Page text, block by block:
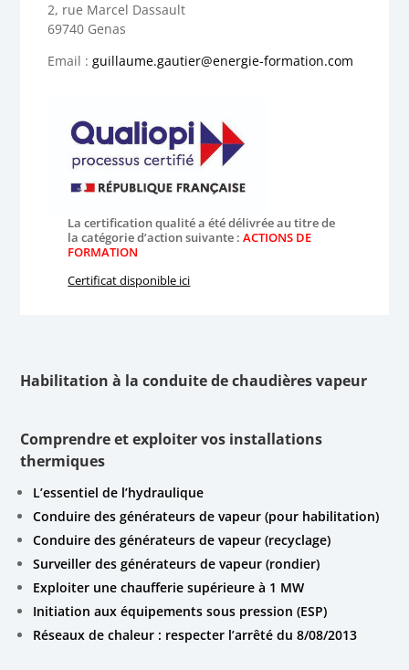
2, rue Marcel Dassault
69740 Genas
Email :guillaume.gautier@energie-formation.com
La certification qualité a été délivrée au titre de
la catégorie d’action suivante :ACTIONS DE
FORMATION
Certificat disponible ici
Habilitation à la conduite de chaudières vapeur
Comprendre et exploiter vos installations
thermiques
L’essentiel de l’hydraulique
Conduire des générateurs de vapeur (pour habilitation)
Conduire des générateurs de vapeur (recyclage)
Surveiller des générateurs de vapeur (rondier)
Exploiter une chaufferie supérieure à 1 MW
Initiation aux équipements sous pression (ESP)
Réseaux de chaleur : respecter l’arrêté du 8/08/2013